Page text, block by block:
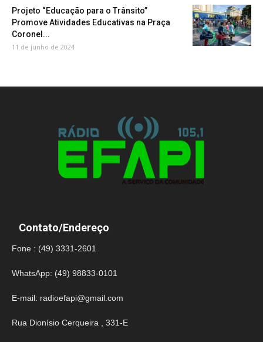
Projeto “Educação para o Trânsito”
Promove Atividades Educativas na Praça
Coronel...
11 de junho de 2024
Contato/Endereço
Fone : (49) 3331-2601
WhatsApp: (49) 98833-0101
E-mail: radioefapi@gmail.com
Rua Dionísio Cerqueira , 331-E